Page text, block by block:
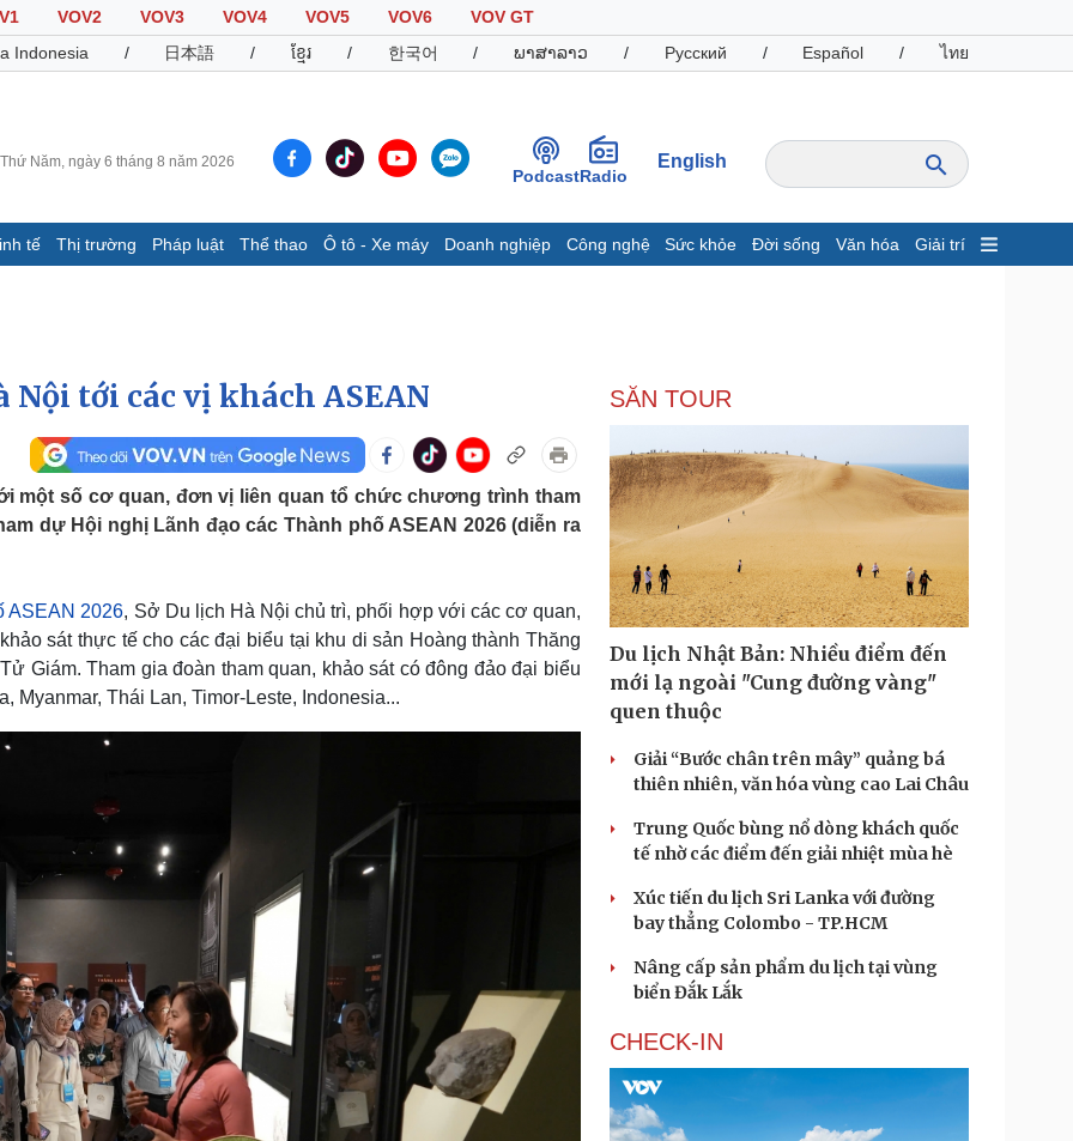
VOV2 VOV3 VOV4 VOV5 VOV6
VOV GT
Indonesia
/ 日本語 / ខ្មែរ / 한국어 / ພາສາລາວ / Русский / Español / ไทย
Thứ Năm, ngày 6 tháng 8 năm 2026
PodcastRadio
English
tế Thị trường Pháp luật Thể thao Ô tô - Xe máy Doanh nghiệp Công nghệ Sức khỏe Đời sống Văn hóa Giải trí
Infographic
Giá cà phê
Thể thao
Bóng đá
eSports
Hậu trường
Ô tô - Xe máy
Ô tô
Doanh nghiệp
Thông tin doanh nghiệp
Doanh nghiệp 24h
Doanh nhân
Vì cộng đồng
Công nghệ
Tin Công nghệ
Trải nghiệm
Chuyển đổi số
Văn hóa
Sân khấu - Điện ảnh
Âm nhạc
Giải trí
Nghệ sĩ
Du lịch
Podcast
Câu chuyện thời sự
Cửa sổ tình yêu
Kể chuyện cho bé
Hạt giống tâm hồn
Nội tới các vị khách ASEAN
một số cơ quan, đơn vị liên quan tổ chức chương trình tham
dự Hội nghị Lãnh đạo các Thành phố ASEAN 2026 (diễn ra
ASEAN 2026, Sở Du lịch Hà Nội chủ trì, phối hợp với các cơ quan,
sát thực tế cho các đại biểu tại khu di sản Hoàng thành Thăng
Giám. Tham gia đoàn tham quan, khảo sát có đông đảo đại biểu
Thái Lan, Timor-Leste, Indonesia...
SĂN TOUR
Du lịch Nhật Bản: Nhiều điểm đến
mới lạ ngoài "Cung đường vàng"
quen thuộc
Giải “Bước chân trên mây” quảng bá
thiên nhiên, văn hóa vùng cao Lai Châu
Trung Quốc bùng nổ dòng khách quốc
tế nhờ các điểm đến giải nhiệt mùa hè
Xúc tiến du lịch Sri Lanka với đường
bay thẳng Colombo - TP.HCM
Nâng cấp sản phẩm du lịch tại vùng
biển Đắk Lắk
CHECK-IN